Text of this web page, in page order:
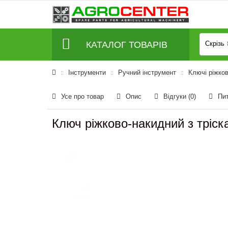
КАТАЛОГ ТОВАРІВ Скрізь
Інструменти Ручний інструмент Ключі
Усе про товар Опис Відгуки (0)
Ключ ріжково-накидний з